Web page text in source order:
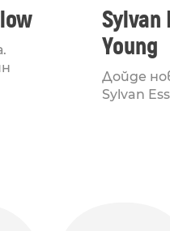
Sylvan
Young
Дойде
Sylvan